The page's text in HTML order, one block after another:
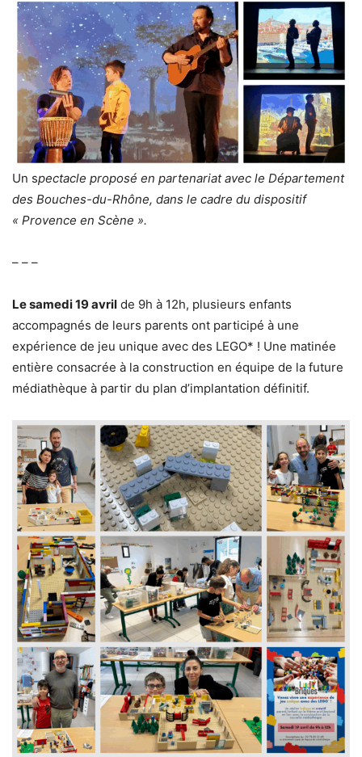
Un spectacle proposé en partenariat avec le Département
des Bouches-du-Rhône, dans le cadre du dispositif
« Provence en Scène ».
– – –
Le samedi 19 avril de 9h à 12h, plusieurs enfants
accompagnés de leurs parents ont participé à une
expérience de jeu unique avec des LEGO* ! Une matinée
entière consacrée à la construction en équipe de la future
médiathèque à partir du plan d’implantation définitif.